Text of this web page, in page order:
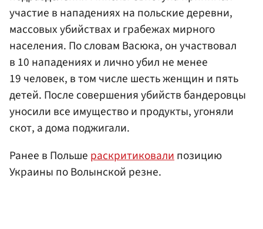
участие в нападениях на польские деревни,
массовых убийствах и грабежах мирного
населения. По словам Васюка, он участвовал
в 10 нападениях и лично убил не менее
19 человек, в том числе шесть женщин и пять
детей. После совершения убийств бандеровцы
уносили все имущество и продукты, угоняли
скот, а дома поджигали.
Ранее в Польше раскритиковалипозицию
Украины по Волынской резне.